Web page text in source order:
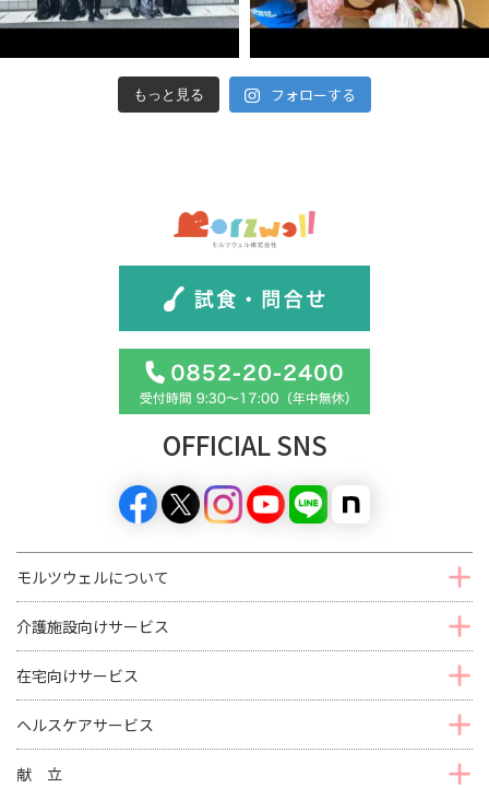
もっと見る フォローする
OFFICIAL SNS
モルツウェルについて
介護施設向けサービス
在宅向けサービス
ヘルスケアサービス
献 立